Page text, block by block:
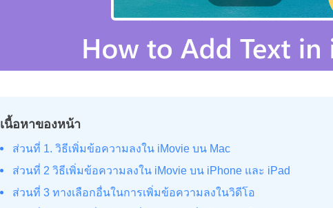
เนื้อหาของหน้า
ส่วนที่ 1. วิธีเพิ่มข้อความลงใน iMovie บน Mac
ส่วนที่ 2 วิธีเพิ่มข้อความลงใน iMovie บน iPhone และ iPad
ส่วนที่ 3 ทางเลือกอื่นในการเพิ่มข้อความลงในวิดีโอ